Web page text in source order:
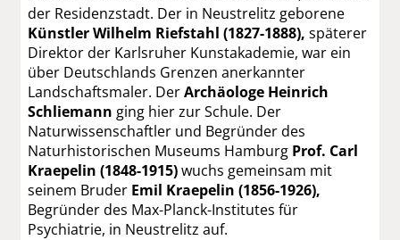
der Residenzstadt. Der in Neustrelitz geborene
Künstler Wilhelm Riefstahl (1827-1888), späterer
Direktor der Karlsruher Kunstakademie, war ein
über Deutschlands Grenzen anerkannter
Landschaftsmaler. DerArchäologe Heinrich
Schliemann ging hier zur Schule. Der
Naturwissenschaftler und Begründer des
Naturhistorischen Museums Hamburg Prof. Carl
Kraepelin (1848-1915)wuchs gemeinsam mit
seinem Bruder Emil Kraepelin (1856-1926),
Begründer des Max-Planck-Institutes für
Psychiatrie, in Neustrelitz auf.